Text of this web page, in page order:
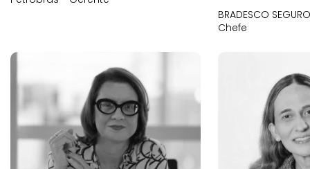
BRADESCO
Chefe